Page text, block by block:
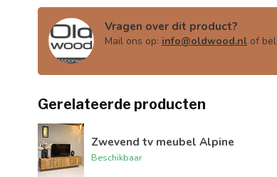
Vragen over dit product?
Mail ons op: info@oldwood.nl of bel
Gerelateerde producten
Zwevend tv meubel Alpine
Beschikbaar